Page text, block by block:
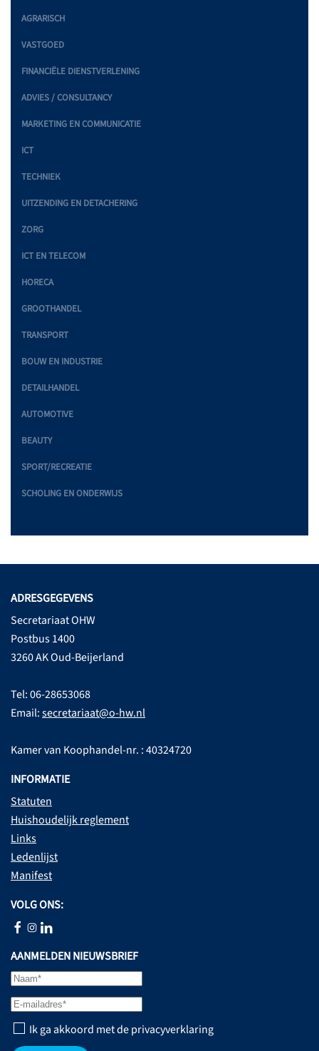
AGRARISCH
VASTGOED
FINANCIËLE DIENSTVERLENING
ADVIES / CONSULTANCY
MARKETING EN COMMUNICATIE
ICT
TECHNIEK
UITZENDING EN DETACHERING
ZORG
ICT EN TELECOM
HORECA
GROOTHANDEL
TRANSPORT
BOUW EN INDUSTRIE
DETAILHANDEL
AUTOMOTIVE
BEAUTY
SPORT/RECREATIE
SCHOLING EN ONDERWIJS
ADRESGEGEVENS
Secretariaat OHW
Postbus 1400
3260 AK Oud-Beijerland
Tel: 06-28653068
Email:secretariaat@o-hw.nl
Kamer van Koophandel-nr. : 40324720
INFORMATIE
Statuten
Huishoudelijk reglement
Links
Ledenlijst
Manifest
VOLG ONS:
AANMELDEN NIEUWSBRIEF
Ik ga akkoord met de privacyverklaring